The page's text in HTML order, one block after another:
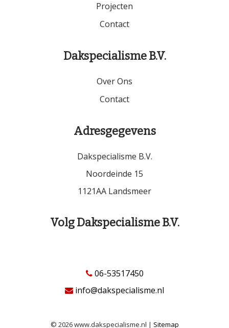
Projecten
Contact
Dakspecialisme B.V.
Over Ons
Contact
Adresgegevens
Dakspecialisme B.V.
Noordeinde 15
1121AA Landsmeer
Volg Dakspecialisme B.V.
06-53517450
info@dakspecialisme.nl
© 2026 www.dakspecialisme.nl | Sitemap